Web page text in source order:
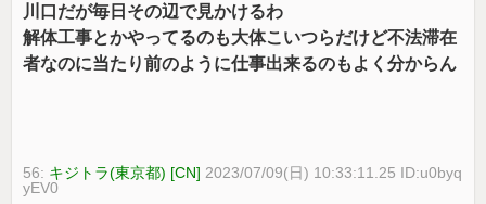
川口だが毎日その辺で見かけるわ
解体工事とかやってるのも大体こいつらだけど不法滞在
者なのに当たり前のように仕事出来るのもよく分からん
56: キジトラ(東京都) [CN] 2023/07/09(日) 10:33:11.25 ID:u0byq
yEV0